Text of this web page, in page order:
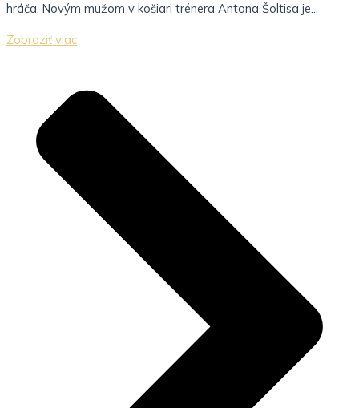
hráča. Novým mužom v košiari trénera Antona Šoltisa je...
Zobraziť viac